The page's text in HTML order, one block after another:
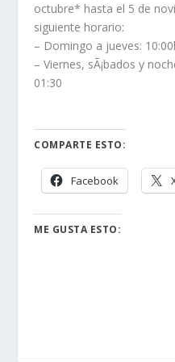
octubre* hasta el 5 de
siguiente horario:
– Domingo a jueves:
– Viernes, sÃ¡bados y
01:30
COMPARTE ESTO:
Facebook
ME GUSTA ESTO: